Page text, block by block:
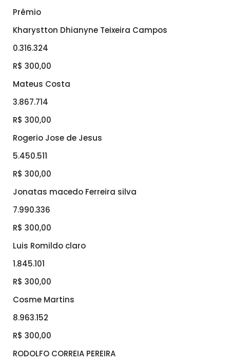
Prêmio
Kharystton Dhianyne Teixeira Campos
0.316.324
R$ 300,00
Mateus Costa
3.867.714
R$ 300,00
Rogerio Jose de Jesus
5.450.511
R$ 300,00
Jonatas macedo Ferreira silva
7.990.336
R$ 300,00
Luis Romildo claro
1.845.101
R$ 300,00
Cosme Martins
8.963.152
R$ 300,00
RODOLFO CORREIA PEREIRA